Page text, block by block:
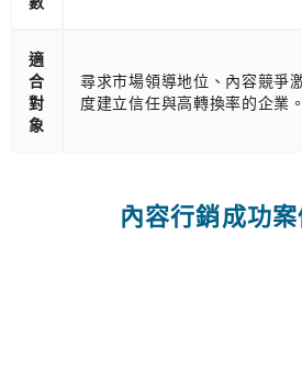
適
合
對
象
尋求市場領導地位、內容競爭
度建立信任與高轉換率的企業。
內容行銷成功案